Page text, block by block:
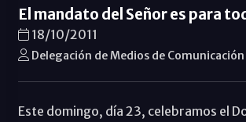
El mandato del Señor es para
18/10/2011
Delegación de Medios de Comunicación
Este domingo, día 23, celebramos el